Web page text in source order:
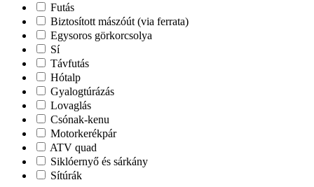
Futás
Biztosított mászóút (via ferrata)
Egysoros görkorcsolya
Sí
Távfutás
Hótalp
Gyalogtúrázás
Lovaglás
Csónak-kenu
Motorkerékpár
ATV quad
Siklóernyő és sárkány
Sítúrák